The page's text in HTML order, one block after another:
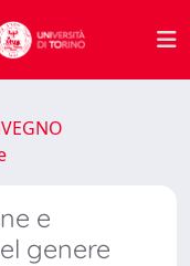
e
genere